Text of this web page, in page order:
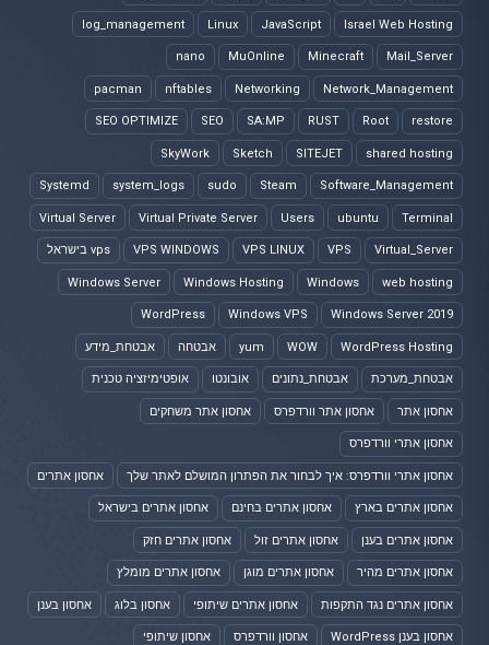
Israel Web Hosting
JavaScript
Linux
log_management
Mail_Server
Minecraft
MuOnline
nano
Network_Management
Networking
nftables
pacman
restore
Root
RUST
SA:MP
SEO
SEO OPTIMIZE
shared hosting
SITEJET
Sketch
SkyWork
Software_Management
Steam
sudo
system_logs
Systemd
Terminal
ubuntu
Users
Virtual Private Server
Virtual Server
Virtual_Server
VPS
VPS LINUX
VPS WINDOWS vps בישראל
web hosting
Windows
Windows Hosting
Windows Server
Windows Server 2019
Windows VPS
WordPress
WordPress Hosting
WOW
yum אבטחה אבטחת_מידע
אבטחת_מערכת אבטחת_נתונים אובונטו אופטימיזציה טכנית
אחסון אתר אחסון אתר וורדפרס אחסון אתר משחקים
אחסון אתרי וורדפרס
אחסון אתרי וורדפרס: איך לבחור את הפתרון המושלם לאתר שלך אחסון אתרים
אחסון אתרים בארץ אחסון אתרים בחינם אחסון אתרים בישראל
אחסון אתרים בענן אחסון אתרים זול אחסון אתרים חזק
אחסון אתרים מהיר אחסון אתרים מוגן אחסון אתרים מומלץ
אחסון אתרים נגד התקפות אחסון אתרים שיתופי אחסון בלוג אחסון בענן
אחסון בענן WordPress אחסון וורדפרס אחסון שיתופי